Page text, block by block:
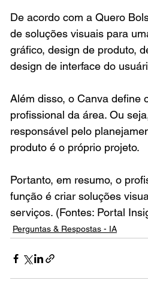
De acordo com a Quero
de soluções visuais para
gráfico, design de produto,
design de interface do
Além disso, o Canva define
profissional da área. Ou
responsável pelo
produto é o próprio projeto.
Portanto, em resumo, o
função é criar soluções
serviços. (Fontes: Portal
Perguntas & Respostas - IA